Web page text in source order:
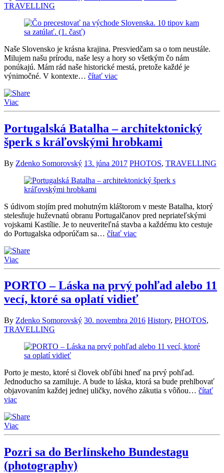
TRAVELLING
Naše Slovensko je krásna krajina. Presviedčam sa o tom neustále.
Milujem našu prírodu, naše lesy a hory so všetkým čo nám
ponúkajú. Mám rád naše historické mestá, pretože každé je
výnimočné. V kontexte… čítať viac
Viac
Portugalská Batalha – architektonický
šperk s kráľovskými hrobkami
By Zdenko Somorovský 13. júna 2017 PHOTOS, TRAVELLING
S údivom stojím pred mohutným kláštorom v meste Batalha, ktorý
stelesňuje huževnatú obranu Portugalčanov pred nepriateľskými
vojskami Kastílie. Je to neuveriteľná stavba a každému kto cestuje
do Portugalska odporúčam sa… čítať viac
Viac
PORTO – Láska na prvý pohľad alebo 11
vecí, ktoré sa oplatí vidieť
By Zdenko Somorovský 30. novembra 2016 History, PHOTOS,
TRAVELLING
Porto je mesto, ktoré si človek obľúbi hneď na prvý pohľad.
Jednoducho sa zamiluje. A bude to láska, ktorá sa bude prehlbovať
objavovaním každej jednej uličky, nového zákutia s vôňou… čítať
viac
Viac
Pozri sa do Berlínskeho Bundestagu
(photography)